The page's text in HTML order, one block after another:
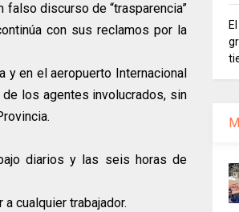
falso discurso de “trasparencia”
con sus reclamos por la
y en el aeropuerto Internacional
los agentes involucrados, sin
diarios y las seis horas de
cualquier trabajador.